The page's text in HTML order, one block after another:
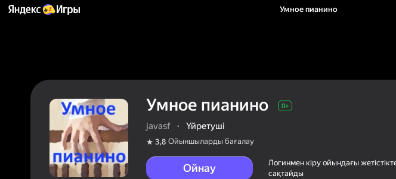
Умное пианино
Умное пианино 0+
javasf · Үйретуші
3,8 Ойыншыларды бағалау
Ойнау
Логинмен кіру ойындағы
сақтайды